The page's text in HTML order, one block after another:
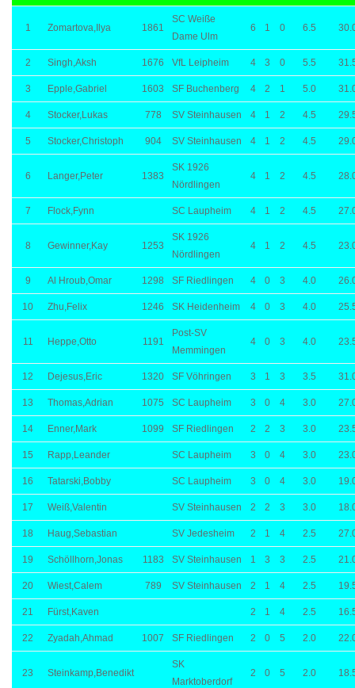
1 Zomartova,Ilya 1861
SC Weiße
Dame Ulm
6 1 0 6.5
2 Singh,Aksh 1676 VfL Leipheim 4 3 0 5.5
3 Epple,Gabriel 1603 SF Buchenberg 4 2 1 5.0
4 Stocker,Lukas 778 SV Steinhausen 4 1 2 4.5
5 Stocker,Christoph 904 SV Steinhausen 4 1 2 4.5
6 Langer,Peter 1383
SK 1926
Nördlingen
4 1 2 4.5
7 Flock,Fynn SC Laupheim 4 1 2 4.5
8 Gewinner,Kay 1253
SK 1926
Nördlingen
4 1 2 4.5
9 Al Hroub,Omar 1298 SF Riedlingen 4 0 3 4.0
10 Zhu,Felix 1246 SK Heidenheim 4 0 3 4.0
11 Heppe,Otto 1191
Post-SV
Memmingen
4 0 3 4.0
12 Dejesus,Eric 1320 SF Vöhringen 3 1 3 3.5
13 Thomas,Adrian 1075 SC Laupheim 3 0 4 3.0
14 Enner,Mark 1099 SF Riedlingen 2 2 3 3.0
15 Rapp,Leander SC Laupheim 3 0 4 3.0
16 Tatarski,Bobby SC Laupheim 3 0 4 3.0
17 Weiß,Valentin SV Steinhausen 2 2 3 3.0
18 Haug,Sebastian SV Jedesheim 2 1 4 2.5
19 Schöllhorn,Jonas 1183 SV Steinhausen 1 3 3 2.5
20 Wiest,Calem 789 SV Steinhausen 2 1 4 2.5
21 Fürst,Kaven 2 1 4 2.5
22 Zyadah,Ahmad 1007 SF Riedlingen 2 0 5 2.0
23 Steinkamp,Benedikt
SK
Marktoberdorf
2 0 5 2.0